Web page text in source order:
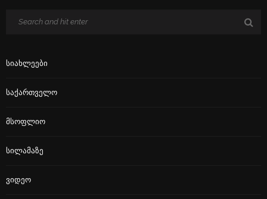
Სიახლეები
Საქართველო
Მსოფლიო
Სილამაზე
Ვიდეო